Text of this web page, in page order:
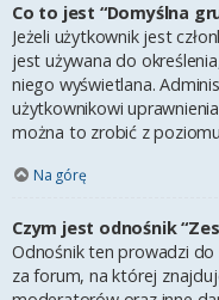
Co to jest “Domyślna
Jeżeli użytkownik jest
jest używana do
niego wyświetlana.
użytkownikowi
można to zrobić z
Na górę
Czym jest odnośnik
Odnośnik ten prowadzi
za forum, na której